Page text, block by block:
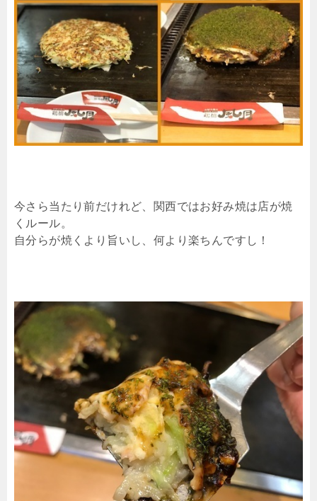
今さら当たり前だけれど、関西ではお好み焼は店が焼
くルール。
自分らが焼くより旨いし、何より楽ちんですし！